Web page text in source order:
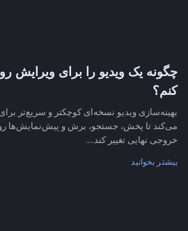
چگونه یک ویدیو را برای ویرایش
کنم؟
بهینه‌سازی ویدیو نسخه‌ای کوچکتر و سریع‌تر
می‌کند تا پخش، جستجو، برش و پیش‌نمایش‌ها
خروجی نهایی تغییر کند....
بیشتر بخوانید